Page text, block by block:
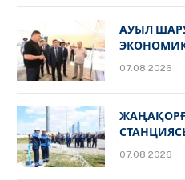
АУЫЛ
07.08.2026
07.08.2026